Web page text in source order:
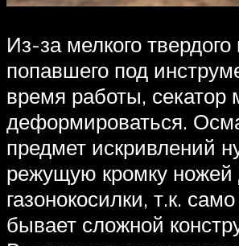
Из-за мелкого
попавшего под
время работы, секатор
деформироваться.
предмет искривлений
режущую кромку ножей
газонокосилки, т.к.
бывает сложной